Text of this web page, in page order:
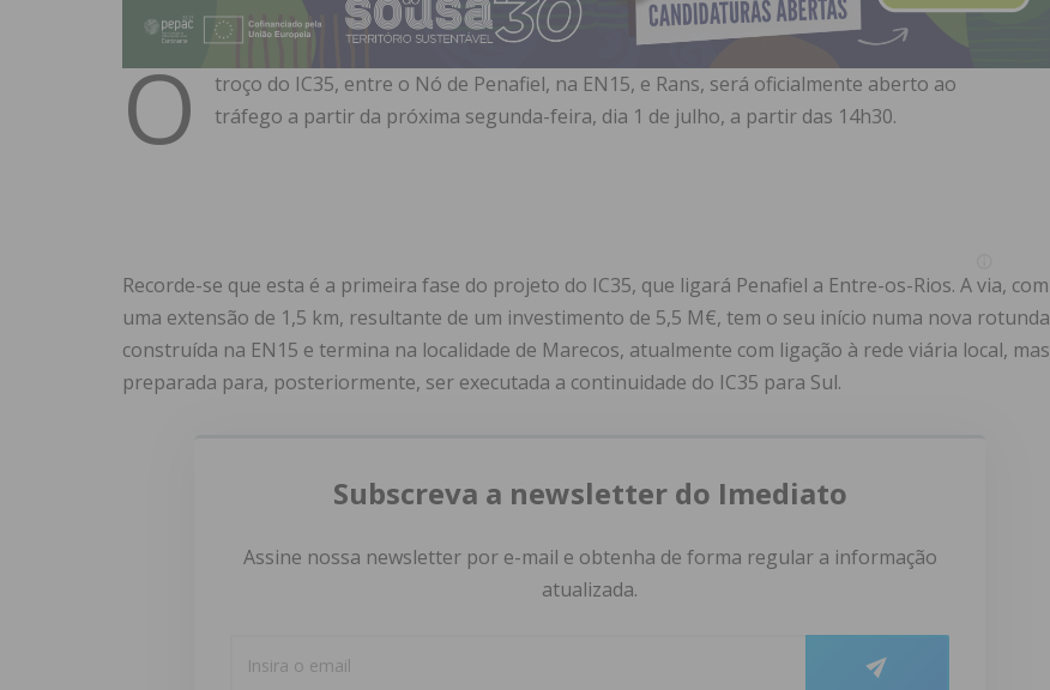
O
troço do IC35, entre o Nó de Penafiel, na EN15, e Rans, será oficialmente aberto ao
tráfego a partir da próxima segunda-feira, dia 1 de julho, a partir das 14h30.
Recorde-se que esta é a primeira fase do projeto do IC35, que ligará Penafiel a Entre-os-Rios. A via, com
uma extensão de 1,5 km, resultante de um investimento de 5,5 M€, tem o seu início numa nova rotunda
construída na EN15 e termina na localidade de Marecos, atualmente com ligação à rede viária local, mas
preparada para, posteriormente, ser executada a continuidade do IC35 para Sul.
Subscreva a newsletter do Imediato
Assine nossa newsletter por e-mail e obtenha de forma regular a informação
atualizada.